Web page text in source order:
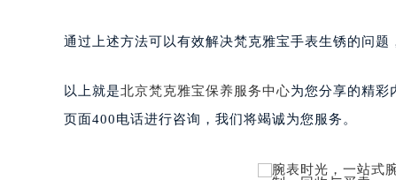
通过上述方法可以有效解决梵克雅宝手表生锈的问题
以上就是北京梵克雅宝保养服务中心为您分享的精彩
页面400电话进行咨询，我们将竭诚为您服务。